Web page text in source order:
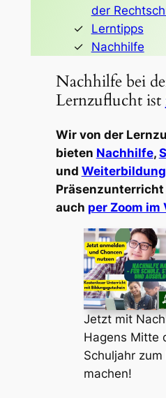
der
Lerntipps
Nachhilfe
Nachhilfe bei
Lernzuflucht ist
Wir von der
bieten Nachhilfe,
und Weiterbildung
auch per Zoom im
Jetzt mit
Hagens Mitte
Schuljahr zum
machen!